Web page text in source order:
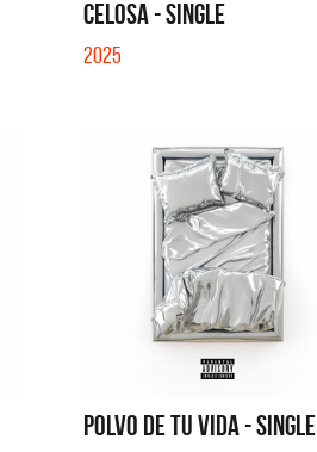
CELOSA - SINGLE
2025
POLVO DE TU VIDA - SINGLE